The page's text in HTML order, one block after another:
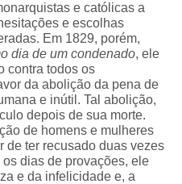
e católicas a
e escolhas
Em 1829, porém,
dia de um condenado, ele
contra todos os
da abolição da pena de
e inútil. Tal abolição,
depois de sua morte.
de homens e mulheres
de ter recusado duas vezes
dias de provações, ele
e da infelicidade e, a